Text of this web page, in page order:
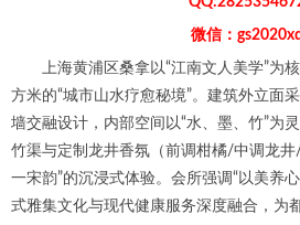
微信：gs2020xd
上海黄浦区桑拿以“江南文人美学”为
方米的“城市山水疗愈秘境”。建筑外立面
墙交融设计，内部空间以“水、墨、竹”为
竹渠与定制龙井香氛（前调柑橘/中调龙
一宋韵”的沉浸式体验。会所强调“以美养
式雅集文化与现代健康服务深度融合，为